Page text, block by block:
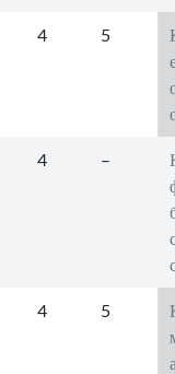
4 5
4 –
4 5